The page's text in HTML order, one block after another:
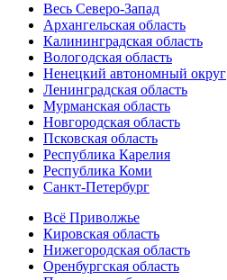
Весь Северо-Запад
Архангельская область
Калининградская область
Вологодская область
Ненецкий автономный округ
Ленинградская область
Мурманская область
Новгородская область
Псковская область
Республика Карелия
Республика Коми
Санкт-Петербург
Всё Приволжье
Кировская область
Нижегородская область
Оренбургская область